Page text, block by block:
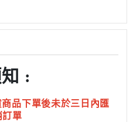
:
品下單後未於三日內匯
訂單